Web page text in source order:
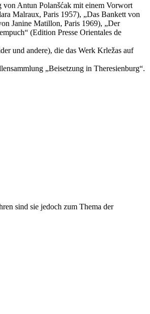
von Antun Polanšćak mit einem Vorwort
Malraux, Paris 1957), „Das Bankett von
Janine Matillon, Paris 1969), „Der
(Edition Presse Orientales de
und andere), die das Werk Krležas auf
„Beisetzung in Theresienburg“.
sind sie jedoch zum Thema der